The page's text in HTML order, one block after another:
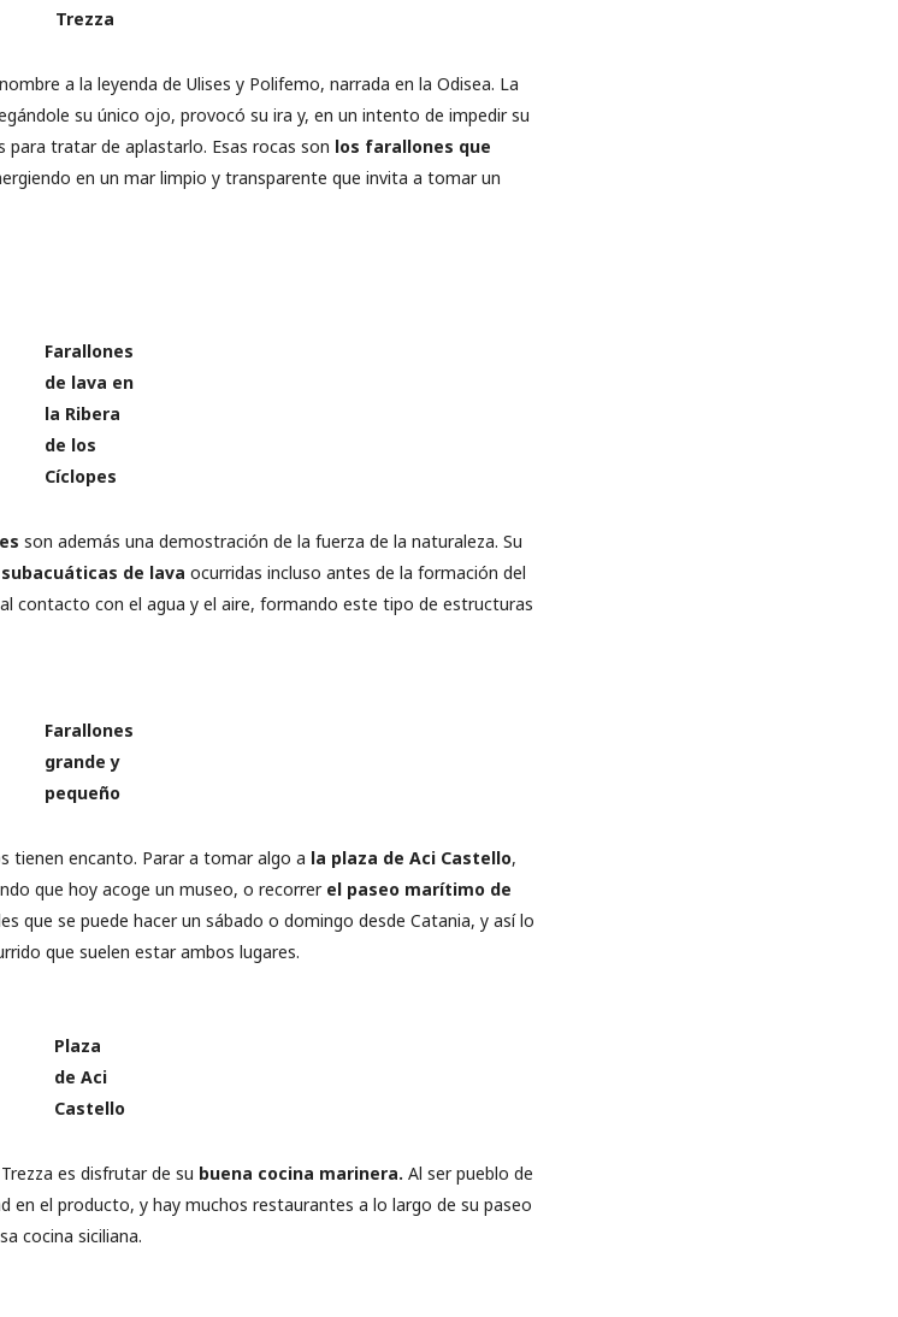
Trezza
a la leyenda de Ulises y Polifemo, narrada en la Odisea. La
su único ojo, provocó su ira y, en un intento de impedir su
tratar de aplastarlo. Esas rocas son los farallones que
en un mar limpio y transparente que invita a tomar un
Farallones
de lava en
la Ribera
de los
Cíclopes
son además una demostración de la fuerza de la naturaleza. Su
de lava ocurridas incluso antes de la formación del
contacto con el agua y el aire, formando este tipo de estructuras
Farallones
grande y
pequeño
tienen encanto. Parar a tomar algo a la plaza de Aci Castello,
que hoy acoge un museo, o recorrer el paseo marítimo de
que se puede hacer un sábado o domingo desde Catania, y así lo
que suelen estar ambos lugares.
Plaza
de Aci
Castello
es disfrutar de su buena cocina marinera. Al ser pueblo de
en el producto, y hay muchos restaurantes a lo largo de su paseo
cocina siciliana.